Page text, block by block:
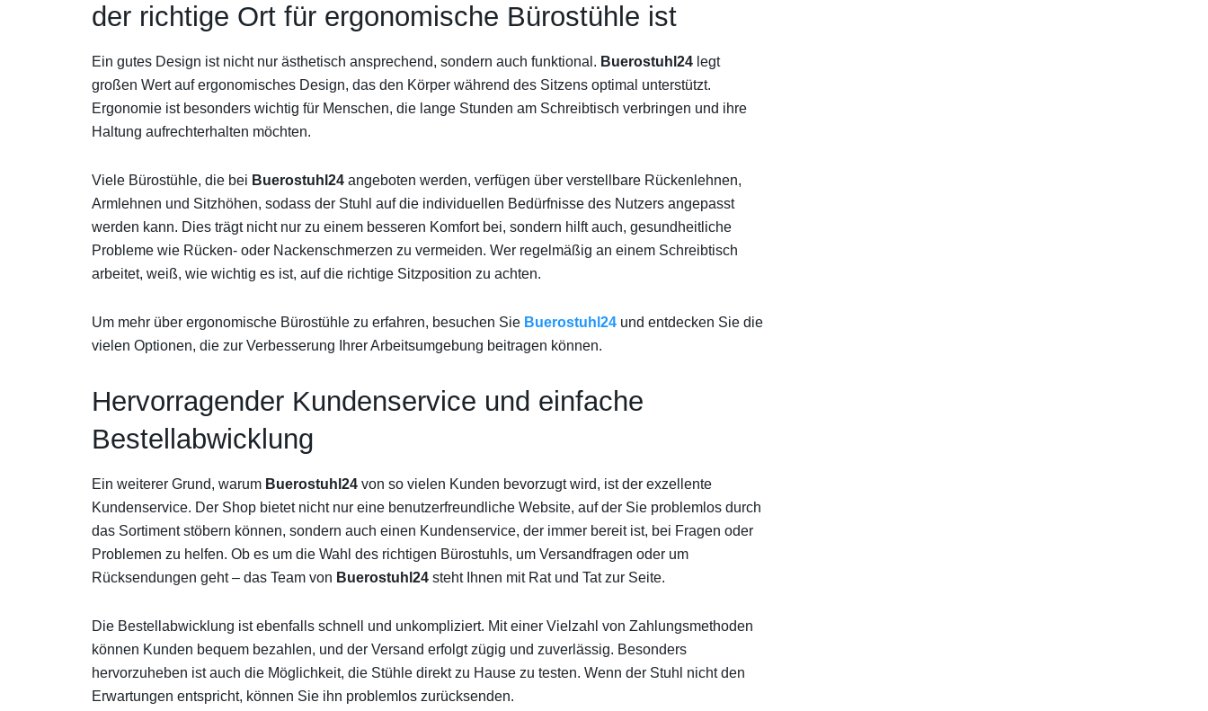
der richtige Ort für ergonomische Bürostühle ist
Ein gutes Design ist nicht nur ästhetisch ansprechend, sondern auch funktional. Buerostuhl24 legt
großen Wert auf ergonomisches Design, das den Körper während des Sitzens optimal unterstützt.
Ergonomie ist besonders wichtig für Menschen, die lange Stunden am Schreibtisch verbringen und ihre
Haltung aufrechterhalten möchten.
Viele Bürostühle, die bei Buerostuhl24 angeboten werden, verfügen über verstellbare Rückenlehnen,
Armlehnen und Sitzhöhen, sodass der Stuhl auf die individuellen Bedürfnisse des Nutzers angepasst
werden kann. Dies trägt nicht nur zu einem besseren Komfort bei, sondern hilft auch, gesundheitliche
Probleme wie Rücken- oder Nackenschmerzen zu vermeiden. Wer regelmäßig an einem Schreibtisch
arbeitet, weiß, wie wichtig es ist, auf die richtige Sitzposition zu achten.
Um mehr über ergonomische Bürostühle zu erfahren, besuchen Sie Buerostuhl24 und entdecken Sie die
vielen Optionen, die zur Verbesserung Ihrer Arbeitsumgebung beitragen können.
Hervorragender Kundenservice und einfache
Bestellabwicklung
Ein weiterer Grund, warum Buerostuhl24 von so vielen Kunden bevorzugt wird, ist der exzellente
Kundenservice. Der Shop bietet nicht nur eine benutzerfreundliche Website, auf der Sie problemlos durch
das Sortiment stöbern können, sondern auch einen Kundenservice, der immer bereit ist, bei Fragen oder
Problemen zu helfen. Ob es um die Wahl des richtigen Bürostuhls, um Versandfragen oder um
Rücksendungen geht – das Team von Buerostuhl24 steht Ihnen mit Rat und Tat zur Seite.
Die Bestellabwicklung ist ebenfalls schnell und unkompliziert. Mit einer Vielzahl von Zahlungsmethoden
können Kunden bequem bezahlen, und der Versand erfolgt zügig und zuverlässig. Besonders
hervorzuheben ist auch die Möglichkeit, die Stühle direkt zu Hause zu testen. Wenn der Stuhl nicht den
Erwartungen entspricht, können Sie ihn problemlos zurücksenden.